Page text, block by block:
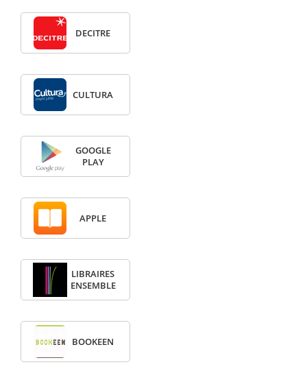
DECITRE
CULTURA
GOOGLE
PLAY
APPLE
LIBRAIRES
ENSEMBLE
BOOKEEN